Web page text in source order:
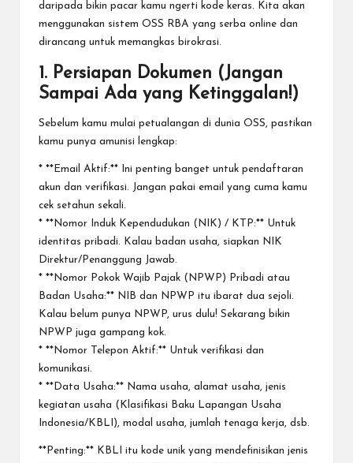
daripada bikin pacar kamu ngerti kode keras. Kita akan
menggunakan sistem OSS RBA yang serba online dan
dirancang untuk memangkas birokrasi.
1. Persiapan Dokumen (Jangan
Sampai Ada yang Ketinggalan!)
Sebelum kamu mulai petualangan di dunia OSS, pastikan
kamu punya amunisi lengkap:
* **Email Aktif:** Ini penting banget untuk pendaftaran
akun dan verifikasi. Jangan pakai email yang cuma kamu
cek setahun sekali.
* **Nomor Induk Kependudukan (NIK) / KTP:** Untuk
identitas pribadi. Kalau badan usaha, siapkan NIK
Direktur/Penanggung Jawab.
* **Nomor Pokok Wajib Pajak (NPWP) Pribadi atau
Badan Usaha:** NIB dan NPWP itu ibarat dua sejoli.
Kalau belum punya NPWP, urus dulu! Sekarang bikin
NPWP juga gampang kok.
* **Nomor Telepon Aktif:** Untuk verifikasi dan
komunikasi.
* **Data Usaha:** Nama usaha, alamat usaha, jenis
kegiatan usaha (Klasifikasi Baku Lapangan Usaha
Indonesia/KBLI), modal usaha, jumlah tenaga kerja, dsb.
**Penting:** KBLI itu kode unik yang mendefinisikan jenis